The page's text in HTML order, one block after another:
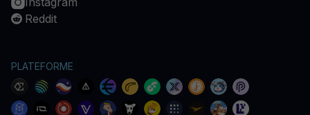
Reddit
PLATEFORME